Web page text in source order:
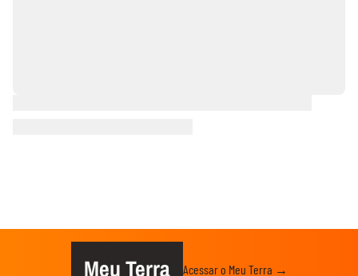
Meu Terra Acessar o Meu Terra →